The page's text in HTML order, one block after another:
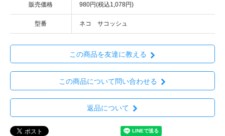
販売価格 980円(税込1,078円)
型番 ネコ サコッシュ
この商品を友達に教える
この商品について問い合わせる
返品について